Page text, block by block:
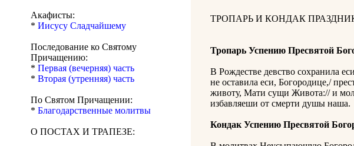
Акафисты:
* Иисусу Сладчайшему
Последование ко Святому
Причащению:
* Первая (вечерняя) часть
* Вторая (утренняя) часть
По Святом Причащении:
* Благодарственные молитвы
О ПОСТАХ И ТРАПЕЗЕ:
ТРОПАРЬ И КОНДАК
Тропарь Успению Пресвятой
В Рождестве девство сохранила
не оставила еси, Богородице,/
животу, Мати сущи Живота:// и
избавляеши от смерти душы наша.
Кондак Успению Пресвятой